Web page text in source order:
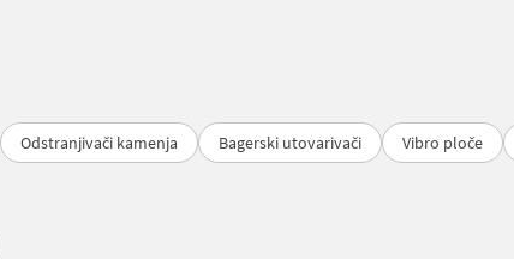
Odstranjivači kamenja Bagerski utovarivači Vibro ploče